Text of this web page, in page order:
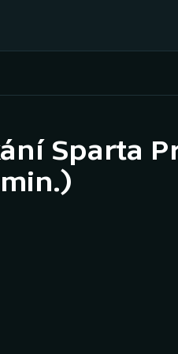
Baseball a softbal
Sparta